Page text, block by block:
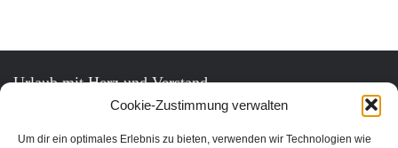
Cookie-Zustimmung verwalten
Um dir ein optimales Erlebnis zu bieten, verwenden wir Technologien wie
Urlaub mit Herz und Verstand.
Unter den Urlaubsaktivitäten findest du die schönsten nachhaltigen